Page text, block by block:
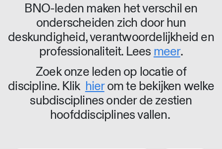
BNO-leden maken het verschil en
onderscheiden zich door hun
deskundigheid, verantwoordelijkheid en
professionaliteit. Lees meer.
Zoek onze leden op locatie of
discipline. Klik hierom te bekijken welke
subdisciplines onder de zestien
hoofddisciplines vallen.